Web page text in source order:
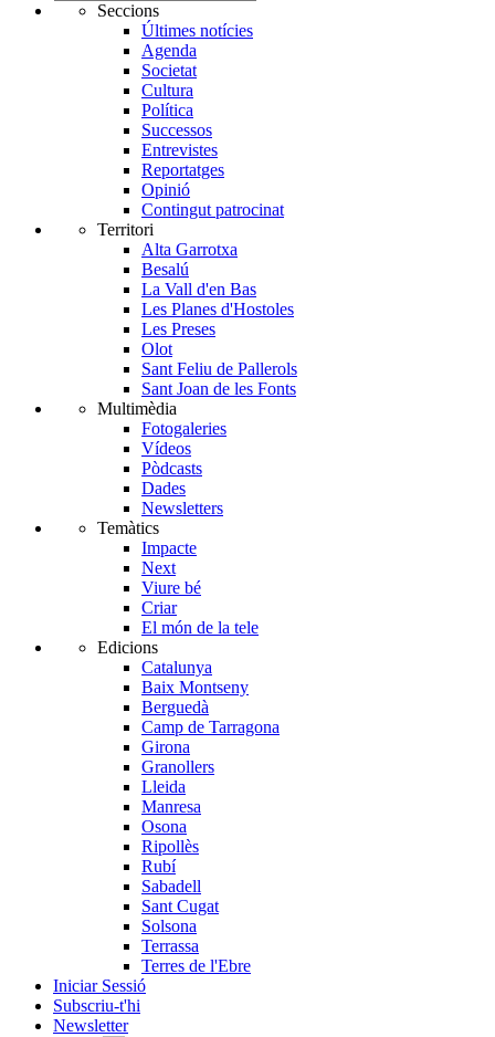
Seccions
Últimes notícies
Agenda
Societat
Cultura
Política
Successos
Entrevistes
Reportatges
Opinió
Contingut patrocinat
Territori
Alta Garrotxa
Besalú
La Vall d'en Bas
Les Planes d'Hostoles
Les Preses
Olot
Sant Feliu de Pallerols
Sant Joan de les Fonts
Multimèdia
Fotogaleries
Vídeos
Pòdcasts
Dades
Newsletters
Temàtics
Impacte
Next
Viure bé
Criar
El món de la tele
Edicions
Catalunya
Baix Montseny
Berguedà
Camp de Tarragona
Girona
Granollers
Lleida
Manresa
Osona
Ripollès
Rubí
Sabadell
Sant Cugat
Solsona
Terrassa
Terres de l'Ebre
Iniciar Sessió
Subscriu-t'hi
Newsletter